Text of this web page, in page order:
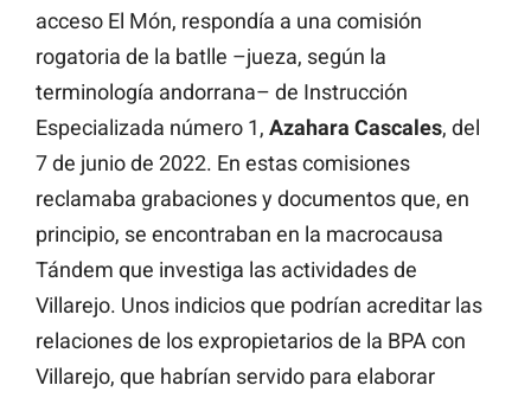
acceso El Món, respondía a una comisión
rogatoria de la batlle –jueza, según la
terminología andorrana– de Instrucción
Especializada número 1, Azahara Cascales, del
7 de junio de 2022. En estas comisiones
reclamaba grabaciones y documentos que, en
principio, se encontraban en la macrocausa
Tándem que investiga las actividades de
Villarejo. Unos indicios que podrían acreditar las
relaciones de los expropietarios de la BPA con
Villarejo, que habrían servido para elaborar